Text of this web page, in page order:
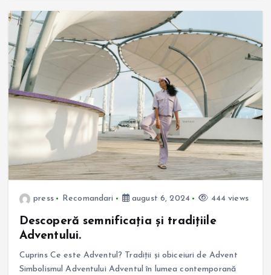
press Recomandari august 6, 2024 444 views
Descoperă semnificația și tradițiile
Adventului.
Cuprins Ce este Adventul? Tradiții și obiceiuri de Advent
Simbolismul Adventului Adventul în lumea contemporană